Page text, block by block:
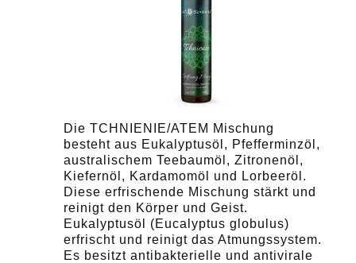
Die TCHNIENIE/ATEM Mischung
besteht aus Eukalyptusöl, Pfefferminzöl,
australischem Teebaumöl, Zitronenöl,
Kiefernöl, Kardamomöl und Lorbeeröl.
Diese erfrischende Mischung stärkt und
reinigt den Körper und Geist.
Eukalyptusöl (Eucalyptus globulus)
erfrischt und reinigt das Atmungssystem.
Es besitzt antibakterielle und antivirale